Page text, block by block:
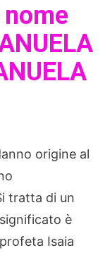
origine al
tratta di un
è
Isaia